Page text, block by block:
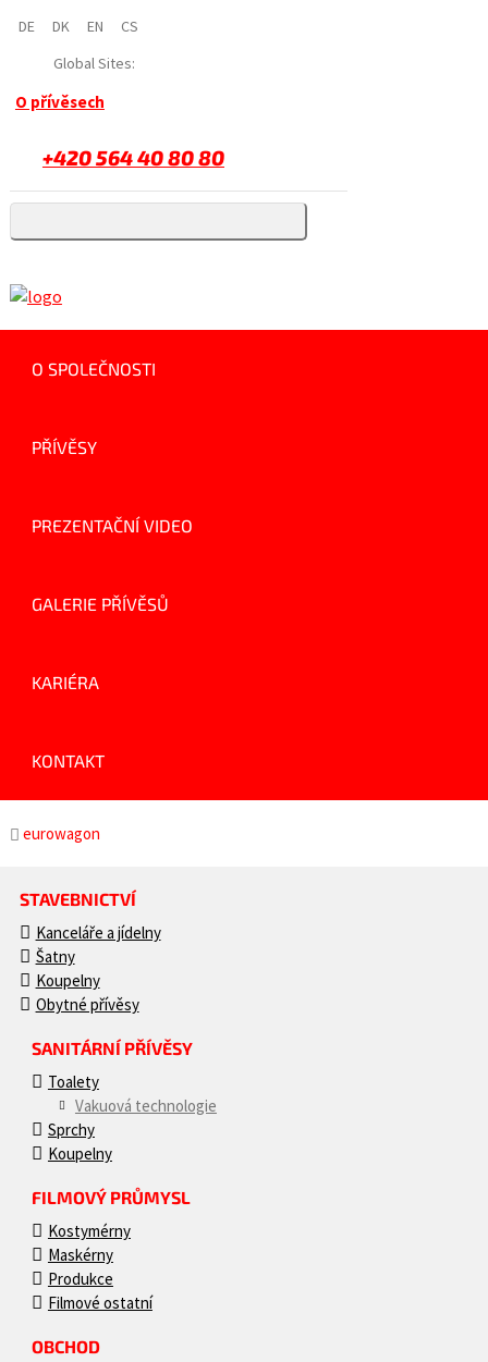
DE DK EN
CS
Global Sites:
O přívěsech
+420 564 40 80 80
O SPOLEČNOSTI
PŘÍVĚSY
PREZENTAČNÍ VIDEO
GALERIE PŘÍVĚSŮ
KARIÉRA
KONTAKT
eurowagon
STAVEBNICTVÍ
Kanceláře a jídelny
Šatny
Koupelny
Obytné přívěsy
SANITÁRNÍ PŘÍVĚSY
Toalety
Vakuová technologie
Sprchy
Koupelny
FILMOVÝ PRŮMYSL
Kostymérny
Maskérny
Produkce
Filmové ostatní
OBCHOD